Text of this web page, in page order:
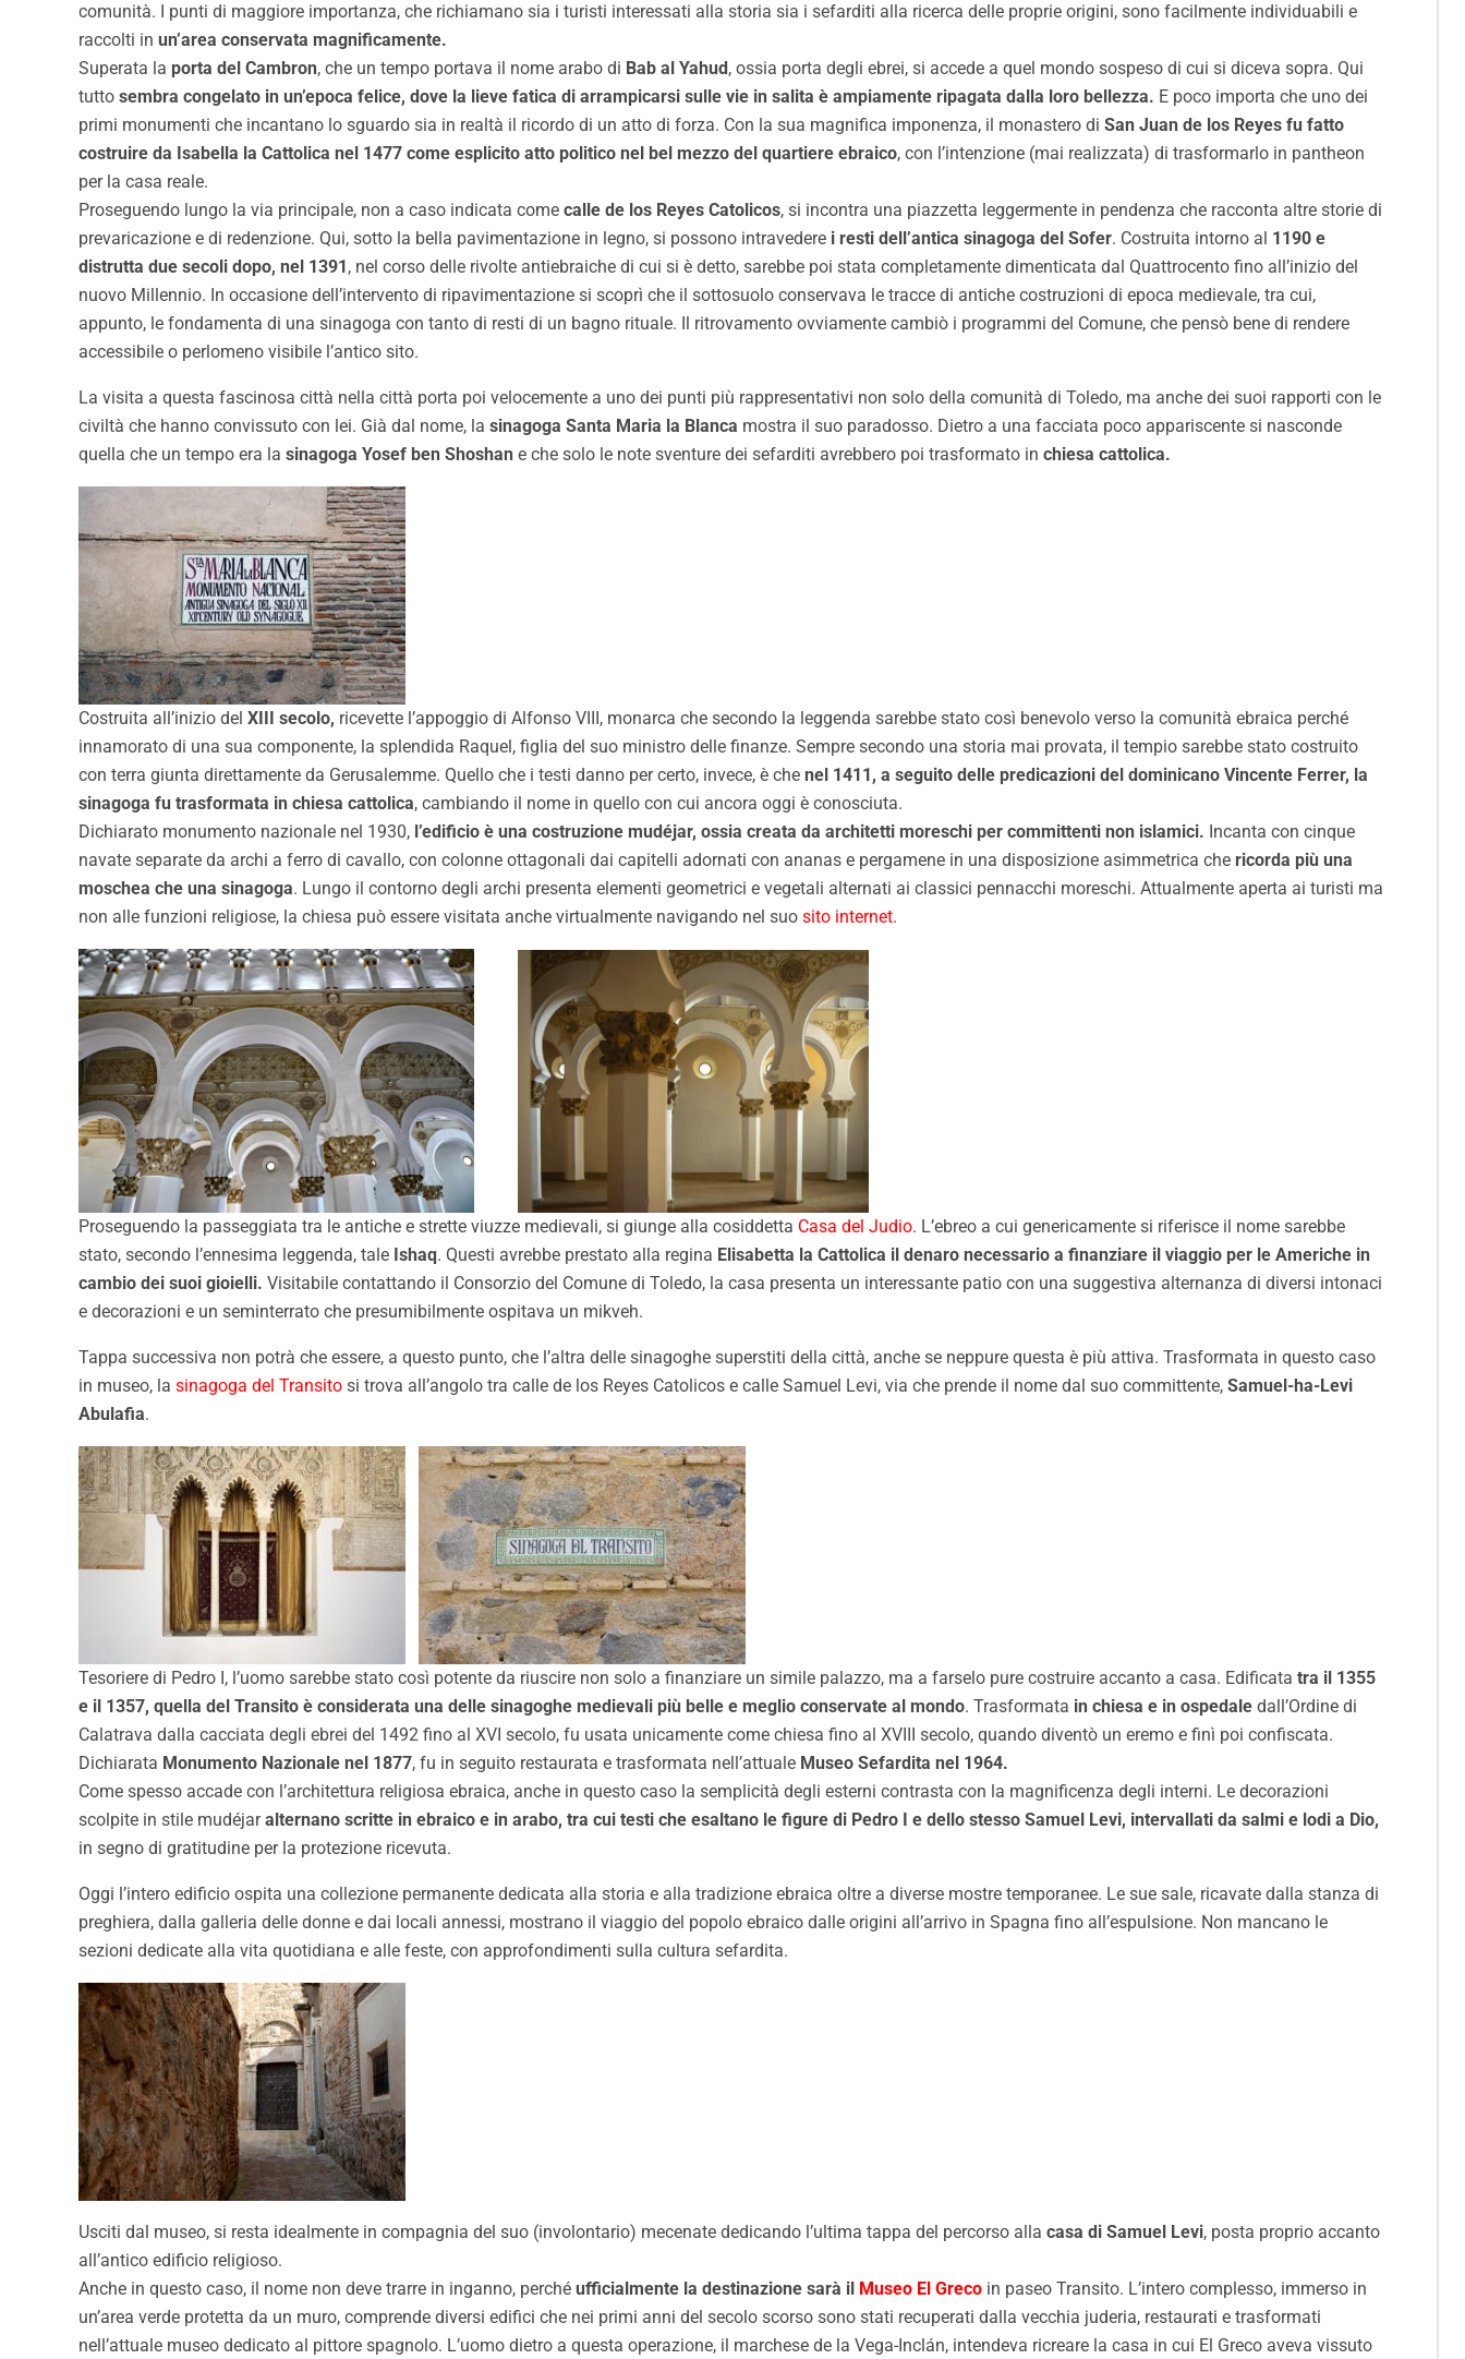
comunità. I punti di maggiore importanza, che richiamano sia i turisti interessati alla storia sia i sefarditi alla ricerca delle proprie origini, sono facilmente individuabili e
raccolti in un’area conservata magnificamente.
Superata la porta del Cambron, che un tempo portava il nome arabo di Bab al Yahud , ossia porta degli ebrei, si accede a quel mondo sospeso di cui si diceva sopra. Qui
tutto sembra congelato in un’epoca felice, dove la lieve fatica di arrampicarsi sulle vie in salita è ampiamente ripagata dalla loro bellezza. E poco importa che uno dei
primi monumenti che incantano lo sguardo sia in realtà il ricordo di un atto di forza. Con la sua magnifica imponenza, il monastero di San Juan de los Reyes fu fatto
costruire da Isabella la Cattolica nel 1477 come esplicito atto politico nel bel mezzo del quartiere ebraico, con l’intenzione (mai realizzata) di trasformarlo in pantheon
per la casa reale.
Proseguendo lungo la via principale, non a caso indicata come calle de los Reyes Catolicos, si incontra una piazzetta leggermente in pendenza che racconta altre storie di
prevaricazione e di redenzione. Qui, sotto la bella pavimentazione in legno, si possono intravedere i resti dell’antica sinagoga del Sofer. Costruita intorno al 1190 e
distrutta due secoli dopo, nel 1391 , nel corso delle rivolte antiebraiche di cui si è detto, sarebbe poi stata completamente dimenticata dal Quattrocento fino all’inizio del
nuovo Millennio. In occasione dell’intervento di ripavimentazione si scoprì che il sottosuolo conservava le tracce di antiche costruzioni di epoca medievale, tra cui,
appunto, le fondamenta di una sinagoga con tanto di resti di un bagno rituale. Il ritrovamento ovviamente cambiò i programmi del Comune, che pensò bene di rendere
accessibile o perlomeno visibile l’antico sito.
La visita a questa fascinosa città nella città porta poi velocemente a uno dei punti più rappresentativi non solo della comunità di Toledo, ma anche dei suoi rapporti con le
civiltà che hanno convissuto con lei. Già dal nome, la sinagoga Santa Maria la Blanca mostra il suo paradosso. Dietro a una facciata poco appariscente si nasconde
quella che un tempo era la sinagoga Yosef ben Shoshan e che solo le note sventure dei sefarditi avrebbero poi trasformato in chiesa cattolica.
Costruita all’inizio del XIII secolo, ricevette l’appoggio di Alfonso VIII, monarca che secondo la leggenda sarebbe stato così benevolo verso la comunità ebraica perché
innamorato di una sua componente, la splendida Raquel, figlia del suo ministro delle finanze. Sempre secondo una storia mai provata, il tempio sarebbe stato costruito
con terra giunta direttamente da Gerusalemme. Quello che i testi danno per certo, invece, è che nel 1411, a seguito delle predicazioni del dominicano Vincente Ferrer, la
sinagoga fu trasformata in chiesa cattolica, cambiando il nome in quello con cui ancora oggi è conosciuta.
Dichiarato monumento nazionale nel 1930, l’edificio è una costruzione mudéjar, ossia creata da architetti moreschi per committenti non islamici. Incanta con cinque
navate separate da archi a ferro di cavallo, con colonne ottagonali dai capitelli adornati con ananas e pergamene in una disposizione asimmetrica che ricorda più una
moschea che una sinagoga. Lungo il contorno degli archi presenta elementi geometrici e vegetali alternati ai classici pennacchi moreschi. Attualmente aperta ai turisti ma
non alle funzioni religiose, la chiesa può essere visitata anche virtualmente navigando nel suo sito internet.
Proseguendo la passeggiata tra le antiche e strette viuzze medievali, si giunge alla cosiddetta Casa del Judio. L’ebreo a cui genericamente si riferisce il nome sarebbe
stato, secondo l’ennesima leggenda, tale Ishaq. Questi avrebbe prestato alla regina Elisabetta la Cattolica il denaro necessario a finanziare il viaggio per le Americhe in
cambio dei suoi gioielli. Visitabile contattando il Consorzio del Comune di Toledo, la casa presenta un interessante patio con una suggestiva alternanza di diversi intonaci
e decorazioni e un seminterrato che presumibilmente ospitava un mikveh.
Tappa successiva non potrà che essere, a questo punto, che l’altra delle sinagoghe superstiti della città, anche se neppure questa è più attiva. Trasformata in questo caso
in museo, la sinagoga del Transito si trova all’angolo tra calle de los Reyes Catolicos e calle Samuel Levi, via che prende il nome dal suo committente, Samuel-ha-Levi
Abulafia.
Tesoriere di Pedro I, l’uomo sarebbe stato così potente da riuscire non solo a finanziare un simile palazzo, ma a farselo pure costruire accanto a casa. Edificata tra il 1355
e il 1357, quella del Transito è considerata una delle sinagoghe medievali più belle e meglio conservate al mondo. Trasformata in chiesa e in ospedale dall’Ordine di
Calatrava dalla cacciata degli ebrei del 1492 fino al XVI secolo, fu usata unicamente come chiesa fino al XVIII secolo, quando diventò un eremo e finì poi confiscata.
Dichiarata Monumento Nazionale nel 1877, fu in seguito restaurata e trasformata nell’attuale Museo Sefardita nel 1964.
Come spesso accade con l’architettura religiosa ebraica, anche in questo caso la semplicità degli esterni contrasta con la magnificenza degli interni. Le decorazioni
scolpite in stile mudéjaralternano scritte in ebraico e in arabo, tra cui testi che esaltano le figure di Pedro I e dello stesso Samuel Levi, intervallati da salmi e lodi a Dio,
in segno di gratitudine per la protezione ricevuta.
Oggi l’intero edificio ospita una collezione permanente dedicata alla storia e alla tradizione ebraica oltre a diverse mostre temporanee. Le sue sale, ricavate dalla stanza di
preghiera, dalla galleria delle donne e dai locali annessi, mostrano il viaggio del popolo ebraico dalle origini all’arrivo in Spagna fino all’espulsione. Non mancano le
sezioni dedicate alla vita quotidiana e alle feste, con approfondimenti sulla cultura sefardita.
Usciti dal museo, si resta idealmente in compagnia del suo (involontario) mecenate dedicando l’ultima tappa del percorso alla casa di Samuel Levi, posta proprio accanto
all’antico edificio religioso.
Anche in questo caso, il nome non deve trarre in inganno, perché ufficialmente la destinazione sarà il Museo El Greco in paseo Transito. L’intero complesso, immerso in
un’area verde protetta da un muro, comprende diversi edifici che nei primi anni del secolo scorso sono stati recuperati dalla vecchia juderia, restaurati e trasformati
nell’attuale museo dedicato al pittore spagnolo. L’uomo dietro a questa operazione, il marchese de la Vega-Inclán, intendeva ricreare la casa in cui El Greco aveva vissuto